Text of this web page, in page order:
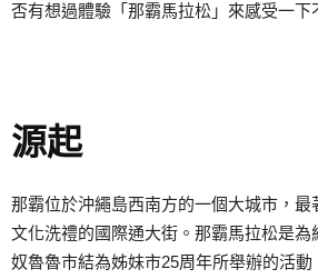
否有想過體驗「那霸馬拉松」來感受一下
源起
那霸位於沖繩島西南方的一個大城市，最
文化洗禮的國際通大街。那霸馬拉松是為
奴魯魯市結為姊妹市25周年所舉辦的活